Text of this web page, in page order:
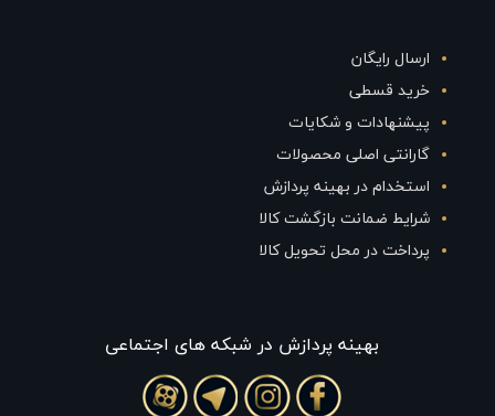
ارسال رایگان
خرید قسطی
پیشنهادات و شکایات
گارانتی اصلی محصولات
استخدام در بهینه پردازش
شرایط ضمانت بازگشت کالا
پرداخت در محل تحویل کالا
بهينه پردازش در شبکه های اجتماعی